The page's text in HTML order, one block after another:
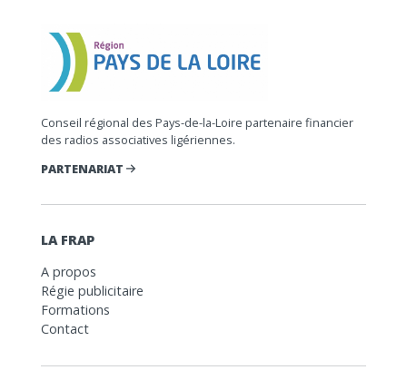
Conseil régional des Pays-de-la-Loire partenaire financier
des radios associatives ligériennes.
PARTENARIAT
LA FRAP
A propos
Régie publicitaire
Formations
Contact